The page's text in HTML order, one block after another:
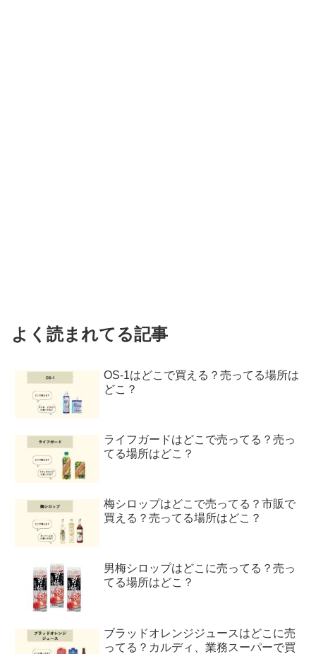
よく読まれてる記事
OS-1はどこで買える？売ってる場所は
どこ？
ライフガードはどこで売ってる？売っ
てる場所はどこ？
梅シロップはどこで売ってる？市販で
買える？売ってる場所はどこ？
男梅シロップはどこに売ってる？売っ
てる場所はどこ？
ブラッドオレンジジュースはどこに売
ってる？カルディ、業務スーパーで買